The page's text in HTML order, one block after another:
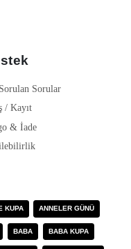
Sorular
/ Kayıt
& İade
KUPA ANNELER GÜNÜ
BABA BABA KUPA